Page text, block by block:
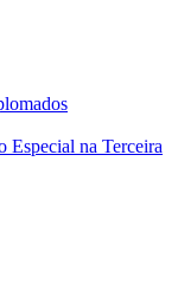
Especial na Terceira